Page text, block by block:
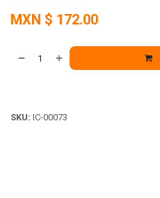
MXN $ 172.00
SKU: IC-00073